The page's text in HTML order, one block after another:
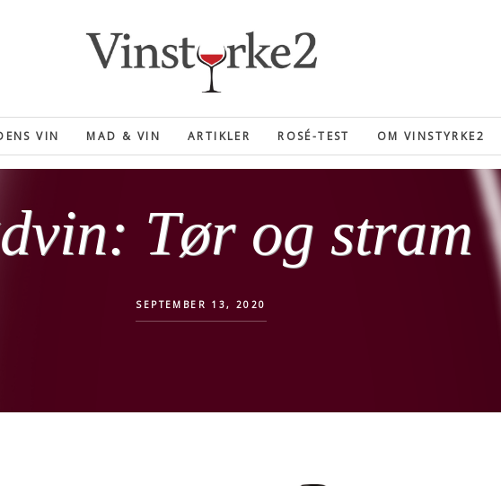
VIN MAD & VIN ARTIKLER ROSÉ-TEST OM VINSTYRKE2
Tør og stram
SEPTEMBER 13, 2020